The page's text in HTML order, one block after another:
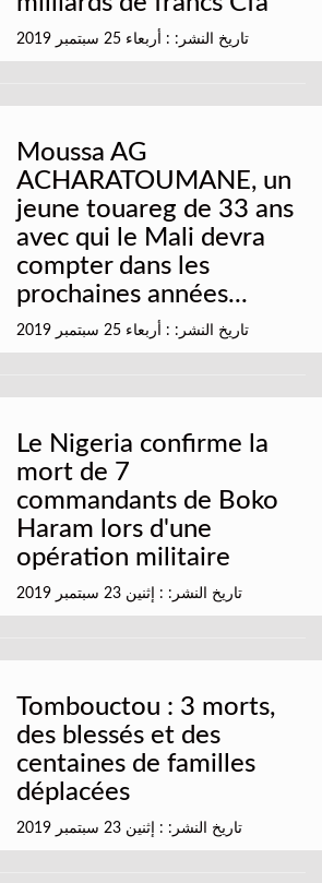
تاريخ النشر: : أربعاء 25 سبتمبر 2019
Moussa AG
ACHARATOUMANE, un
jeune touareg de 33 ans
avec qui le Mali devra
compter dans les
prochaines années...
تاريخ النشر: : أربعاء 25 سبتمبر 2019
Le Nigeria confirme la
mort de 7
commandants de Boko
Haram lors d'une
opération militaire
تاريخ النشر: : إثنين 23 سبتمبر 2019
Tombouctou : 3 morts,
des blessés et des
centaines de familles
déplacées
تاريخ النشر: : إثنين 23 سبتمبر 2019